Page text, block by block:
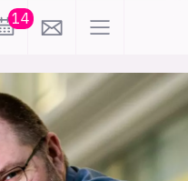
14
KI
meninger